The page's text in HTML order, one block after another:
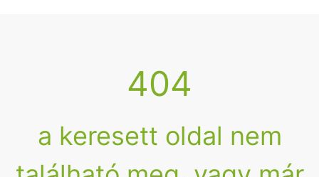
404
a keresett oldal nem